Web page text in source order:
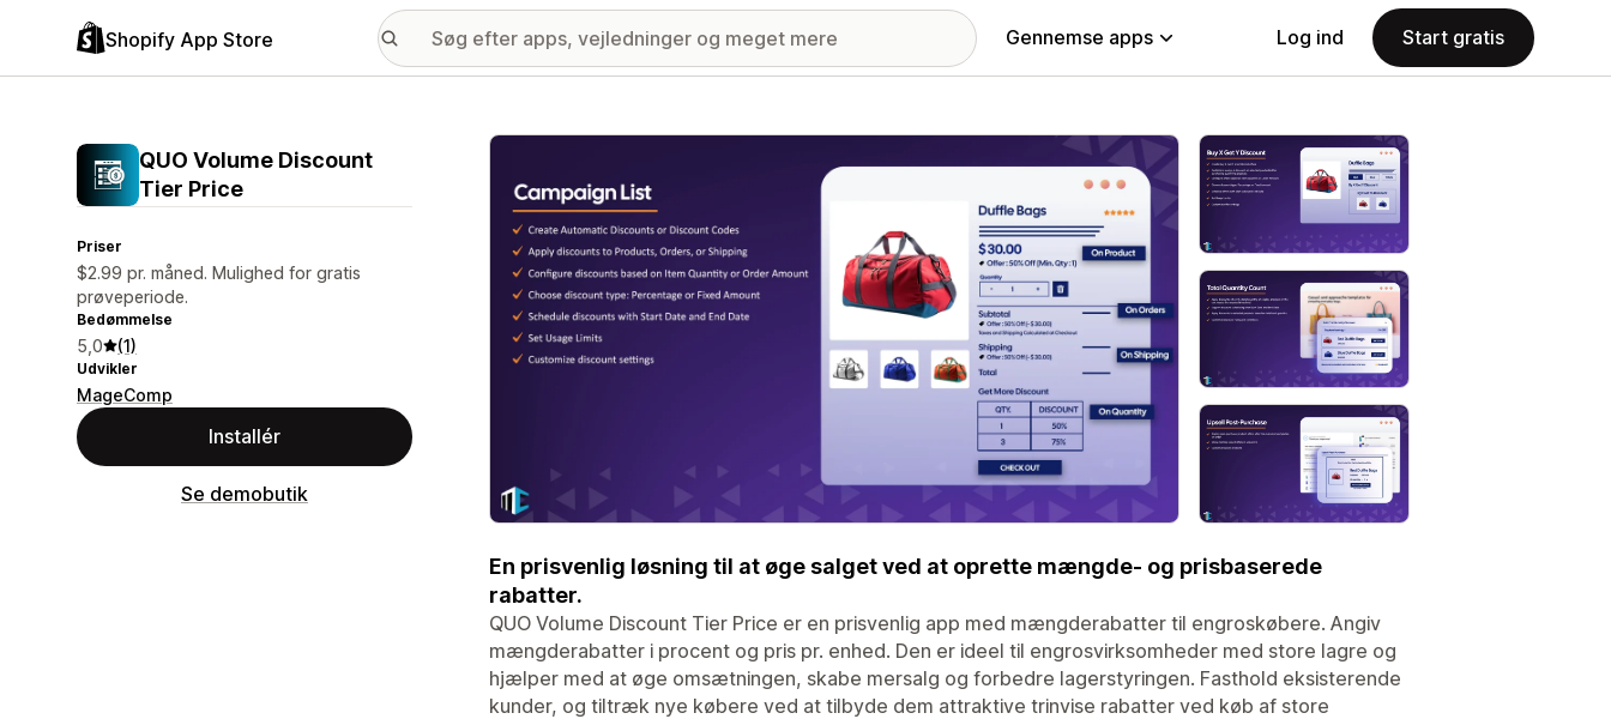
Shopify App Store Gennemse apps Log ind Start gratis
QUO Volume Discount
Tier Price
Priser
$2.99 pr. måned. Mulighed for gratis
prøveperiode.
Bedømmelse
5,0 (1)
Udvikler
MageComp
Installér
Se demobutik
Galleri med udvalgte billeder
En prisvenlig løsning til at øge salget ved at oprette mængde- og prisbaserede
rabatter.
QUO Volume Discount Tier Price er en prisvenlig app med mængderabatter til engroskøbere. Angiv
mængderabatter i procent og pris pr. enhed. Den er ideel til engrosvirksomheder med store lagre og
hjælper med at øge omsætningen, skabe mersalg og forbedre lagerstyringen. Fasthold eksisterende
kunder, og tiltræk nye købere ved at tilbyde dem attraktive trinvise rabatter ved køb af store